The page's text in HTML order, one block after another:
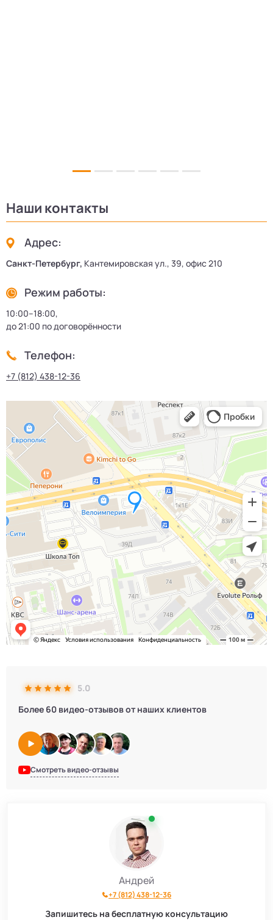
5.0
Более 60 видео-отзывов от наших клиентов
Смотреть видео-отзывы
Андрей
+7 (812) 438-12-36
Запишитесь на бесплатную консультацию
Наши контакты
Адрес:
Санкт-Петербург, Кантемировская ул., 39, офис 210
Режим работы:
10:00–18:00,
до 21:00 по договорённости
Телефон:
+7 (812) 438-12-36